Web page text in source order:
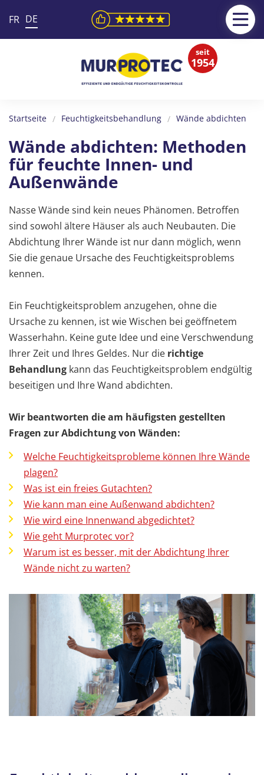
FR DE
seit
1954
Startseite Feuchtigkeitsbehandlung Wände abdichten
Wände abdichten: Methoden
für feuchte Innen- und
Außenwände
Nasse Wände sind kein neues Phänomen. Betroffen
sind sowohl ältere Häuser als auch Neubauten. Die
Abdichtung Ihrer Wände ist nur dann möglich, wenn
Sie die genaue Ursache des Feuchtigkeitsproblems
kennen.
Ein Feuchtigkeitsproblem anzugehen, ohne die
Ursache zu kennen, ist wie Wischen bei geöffnetem
Wasserhahn. Keine gute Idee und eine Verschwendung
Ihrer Zeit und Ihres Geldes. Nur die richtige
Behandlung kann das Feuchtigkeitsproblem endgültig
beseitigen und Ihre Wand abdichten.
Wir beantworten die am häufigsten gestellten
Fragen zur Abdichtung von Wänden:
Welche Feuchtigkeitsprobleme können Ihre Wände
plagen?
Was ist ein freies Gutachten?
Wie kann man eine Außenwand abdichten?
Wie wird eine Innenwand abgedichtet?
Wie geht Murprotec vor?
Warum ist es besser, mit der Abdichtung Ihrer
Wände nicht zu warten?